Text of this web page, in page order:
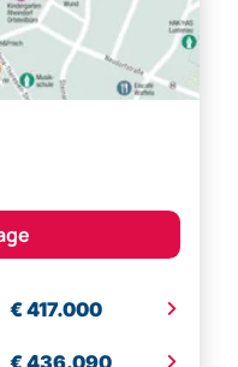
€ 417.000 >
€ 436.090 >